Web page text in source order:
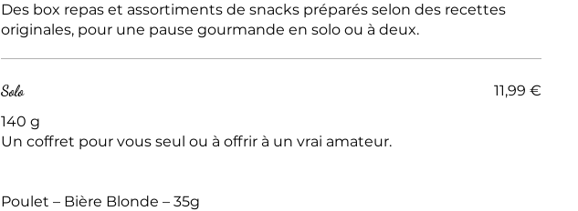
Des box repas et assortiments de snacks préparés selon des recettes
originales, pour une pause gourmande en solo ou à deux.
Solo
140 g
Un coffret pour vous seul ou à offrir à un vrai amateur.
Poulet – Bière Blonde – 35g
11,99 €